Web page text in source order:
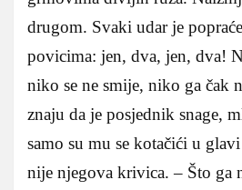
drugom. Svaki udar je
povicima: jen, dva, jen, dva!
niko se ne smije, niko ga čak
znaju da je posjednik snage,
samo su mu se kotačići u
nije njegova krivica. – Što ga